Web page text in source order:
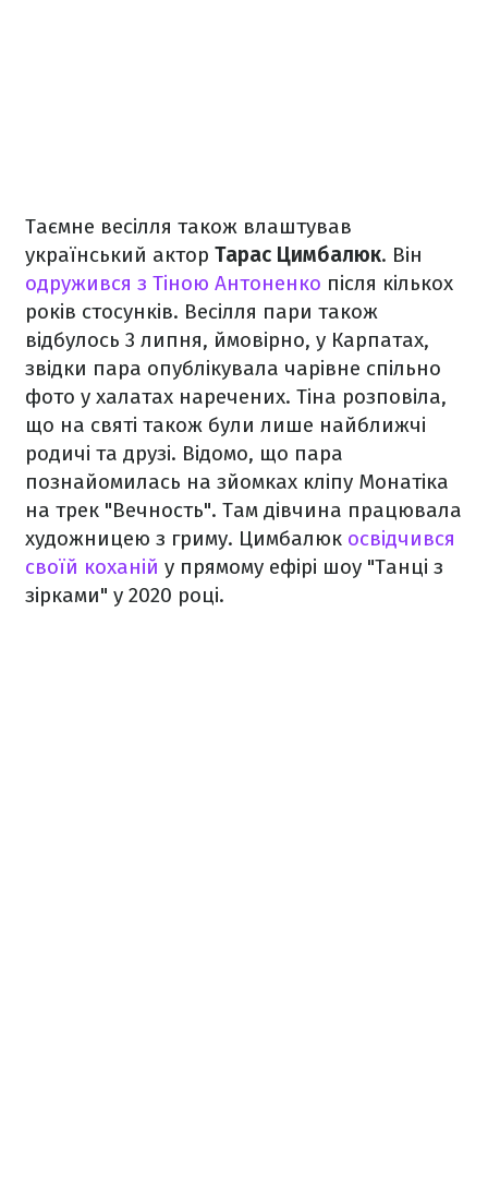
Таємне весілля також влаштував
український актор Тарас Цимбалюк. Він
одружився з Тіною Антоненко після кількох
років стосунків. Весілля пари також
відбулось 3 липня, ймовірно, у Карпатах,
звідки пара опублікувала чарівне спільно
фото у халатах наречених. Тіна розповіла,
що на святі також були лише найближчі
родичі та друзі. Відомо, що пара
познайомилась на зйомках кліпу Монатіка
на трек "Вечность". Там дівчина працювала
художницею з гриму. Цимбалюк освідчився
своїй коханій у прямому ефірі шоу "Танці з
зірками" у 2020 році.